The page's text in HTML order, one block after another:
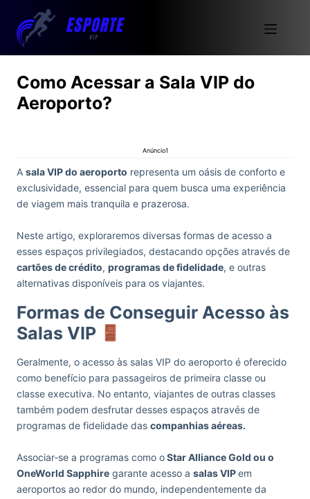
Como Acessar a Sala VIP do
Aeroporto?
Anúncio1
A sala VIP do aeroporto representa um oásis de conforto e
exclusividade, essencial para quem busca uma experiência
de viagem mais tranquila e prazerosa.
Neste artigo, exploraremos diversas formas de acesso a
esses espaços privilegiados, destacando opções através de
cartões de crédito, programas de fidelidade, e outras
alternativas disponíveis para os viajantes.
Formas de Conseguir Acesso às
Salas VIP
Geralmente, o acesso às salas VIP do aeroporto é oferecido
como benefício para passageiros de primeira classe ou
classe executiva. No entanto, viajantes de outras classes
também podem desfrutar desses espaços através de
programas de fidelidade das companhias aéreas.
Associar-se a programas como oStar Alliance Gold ou o
OneWorld Sapphire garante acesso a salas VIPem
aeroportos ao redor do mundo, independentemente da